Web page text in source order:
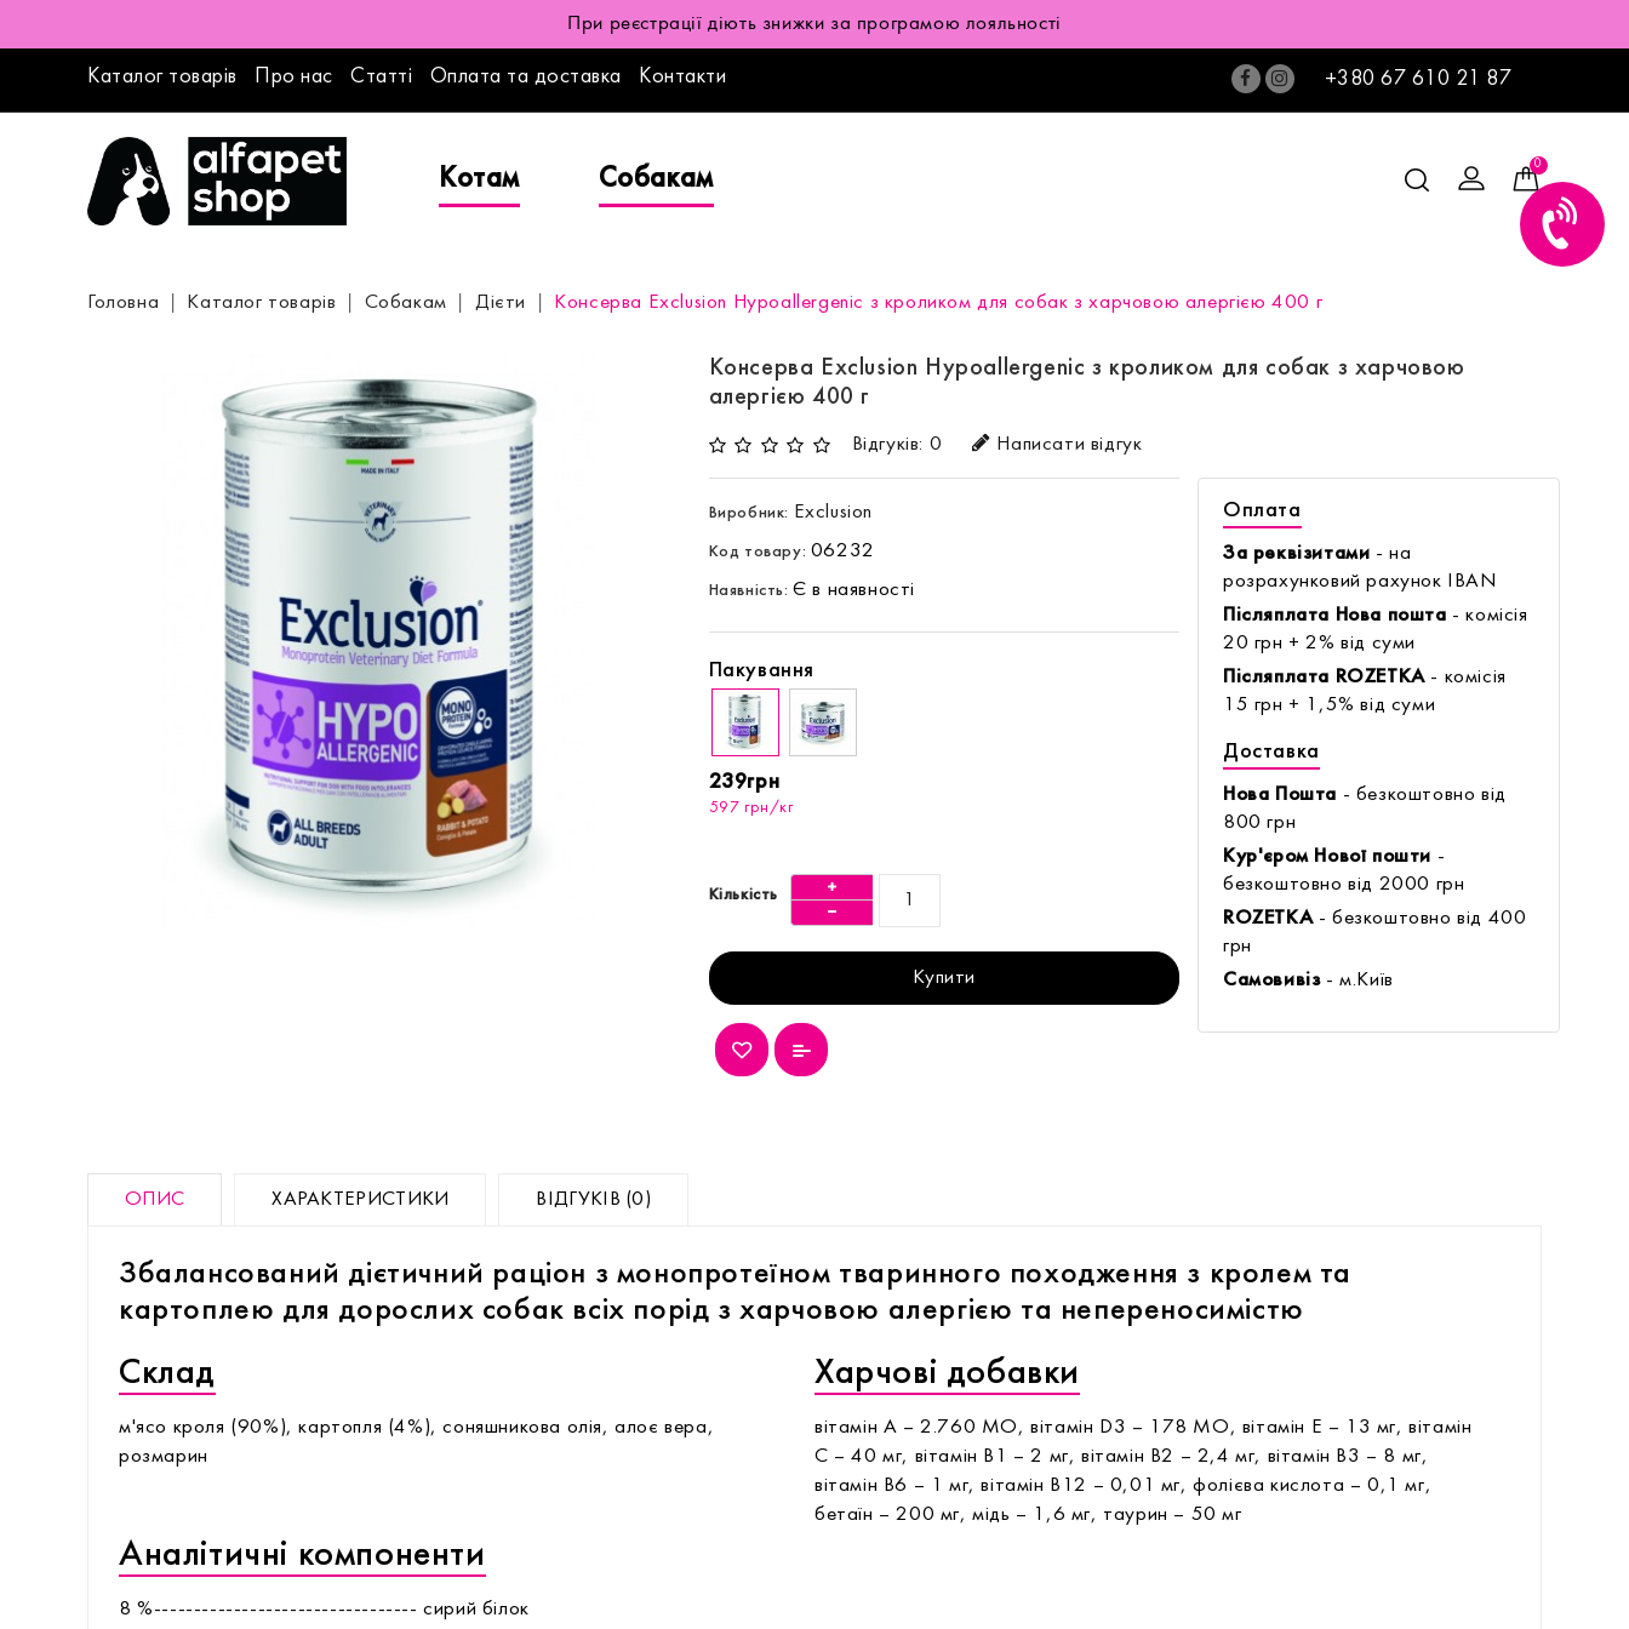
При реєстрації діють знижки за програмою лояльності
Каталог товарів Про нас Статті Оплата та доставка Контакти +380 67 610 21 87
0
Котам Собакам
Головна Каталог товарів Собакам Дієти Консерва Exclusion Hypoallergenic з кроликом для собак з харчовою алергією 400 г
Консерва Exclusion Hypoallergenic з кроликом для собак з харчовою
алергією 400 г
Відгуків: 0 Написати відгук
Виробник: Exclusion
Код товару: 06232
Наявність:Є в наявності
Пакування
239грн
597 грн/кг
Кількість
Купити
Оплата
За реквізитами - на
розрахунковий рахунок IBAN
Післяплата Нова пошта - комісія
20 грн + 2% від суми
Післяплата ROZETKA- комісія
15 грн + 1,5% від суми
Доставка
Нова Пошта - безкоштовно від
800 грн
Кур'єром Нової пошти -
безкоштовно від 2000 грн
ROZETKA- безкоштовно від 400
грн
Самовивіз- м.Київ
ОПИС ХАРАКТЕРИСТИКИ ВІДГУКІВ (0)
Збалансований дієтичний раціон з монопротеїном тваринного походження з кролем та
картоплею для дорослих собак всіх порід з харчовою алергією та непереносимістю
Склад
м'ясо кроля (90%), картопля (4%), соняшникова олія, алоє вера,
розмарин
Харчові добавки
вітамін А – 2.760 МО, вітамін D3 – 178 МО, вітамін Е – 13 мг, вітамін
С – 40 мг, вітамін В1 – 2 мг, вітамін В2 – 2,4 мг, вітамін В3 – 8 мг,
вітамін В6 – 1 мг, вітамін В12 – 0,01 мг, фолієва кислота – 0,1 мг,
бетаїн – 200 мг, мідь – 1,6 мг, таурин – 50 мг
Аналітичні компоненти
8 %--------------------------------- сирий білок